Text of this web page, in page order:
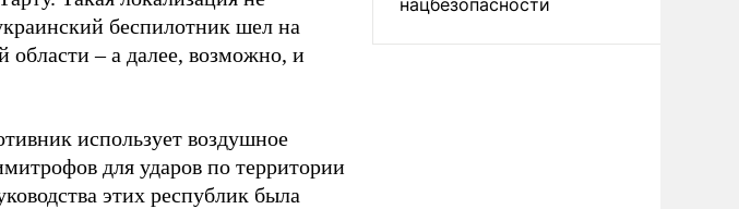
беспилотник шел на
области – а далее, возможно, и
использует воздушное
для ударов по территории
этих республик была
нацбезопасности